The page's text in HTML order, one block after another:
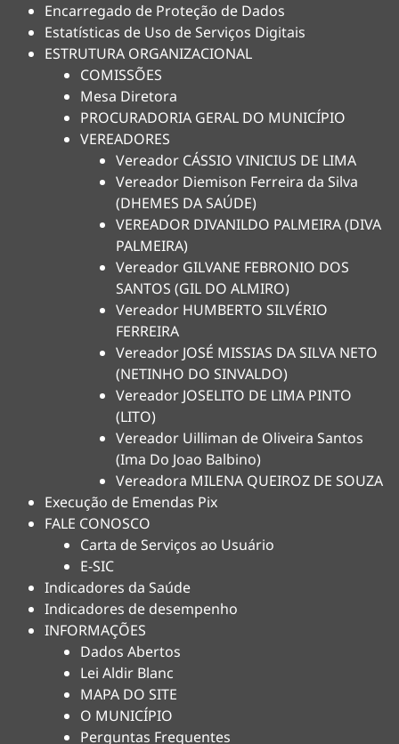
Encarregado de Proteção de Dados
Estatísticas de Uso de Serviços Digitais
ESTRUTURA ORGANIZACIONAL
COMISSÕES
Mesa Diretora
PROCURADORIA GERAL DO MUNICÍPIO
VEREADORES
Vereador CÁSSIO VINICIUS DE LIMA
Vereador Diemison Ferreira da Silva
(DHEMES DA SAÚDE)
VEREADOR DIVANILDO PALMEIRA (DIVA
PALMEIRA)
Vereador GILVANE FEBRONIO DOS
SANTOS (GIL DO ALMIRO)
Vereador HUMBERTO SILVÉRIO
FERREIRA
Vereador JOSÉ MISSIAS DA SILVA NETO
(NETINHO DO SINVALDO)
Vereador JOSELITO DE LIMA PINTO
(LITO)
Vereador Uilliman de Oliveira Santos
(Ima Do Joao Balbino)
Vereadora MILENA QUEIROZ DE SOUZA
Execução de Emendas Pix
FALE CONOSCO
Carta de Serviços ao Usuário
E-SIC
Indicadores da Saúde
Indicadores de desempenho
INFORMAÇÕES
Dados Abertos
Lei Aldir Blanc
MAPA DO SITE
O MUNICÍPIO
Perguntas Frequentes